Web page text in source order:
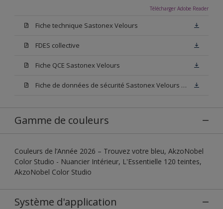
Télécharger Adobe Reader
Fiche technique Sastonex Velours
FDES collective
Fiche QCE Sastonex Velours
Fiche de données de sécurité Sastonex Velours Base W05
Gamme de couleurs
Couleurs de l’Année 2026 – Trouvez votre bleu, AkzoNobel
Color Studio - Nuancier Intérieur, L'Essentielle 120 teintes,
AkzoNobel Color Studio
Système d'application